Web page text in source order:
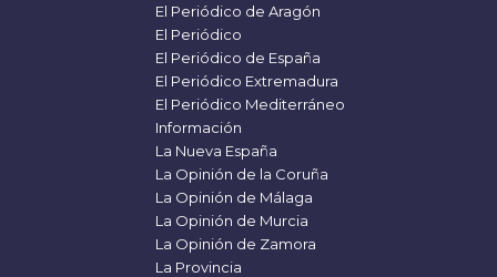
El Periódico de Aragón
El Periódico
El Periódico de España
El Periódico Extremadura
El Periódico Mediterráneo
Información
La Nueva España
La Opinión de la Coruña
La Opinión de Málaga
La Opinión de Murcia
La Opinión de Zamora
La Provincia